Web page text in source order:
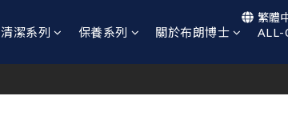
清潔系列 保養系列 關於布朗博士 ALL-
繁體